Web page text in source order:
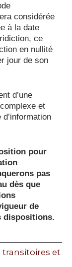
considérée
à la date
ce
en nullité
jour de son
d’une
et
pour
pas
dès que
de
dispositions.
transitoires et